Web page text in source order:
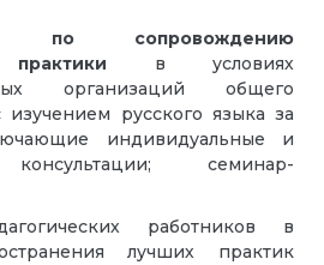
по сопровождению
в условиях
организаций общего
изучением русского языка за
индивидуальные и
семинар-
работников в
лучших практик